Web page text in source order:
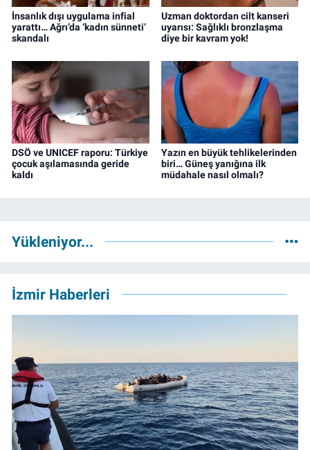
İnsanlık dışı uygulama infial
yarattı… Ağrı’da ‘kadın sünneti’
skandalı
Uzman doktordan cilt kanseri
uyarısı: Sağlıklı bronzlaşma
diye bir kavram yok!
DSÖ ve UNICEF raporu: Türkiye
çocuk aşılamasında geride
kaldı
Yazın en büyük tehlikelerinden
biri… Güneş yanığına ilk
müdahale nasıl olmalı?
Yükleniyor...
İzmir Haberleri